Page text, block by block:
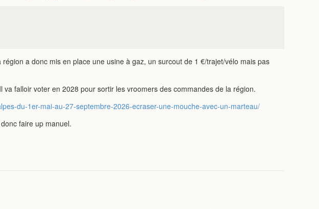
a donc mis en place une usine à gaz, un surcout de 1 €/trajet/vélo mais pas
va falloir voter en 2028 pour sortir les vroomers des commandes de la région.
du-1er-mai-au-27-septembre-2026-ecraser-une-mouche-avec-un-marteau/
faire up manuel.